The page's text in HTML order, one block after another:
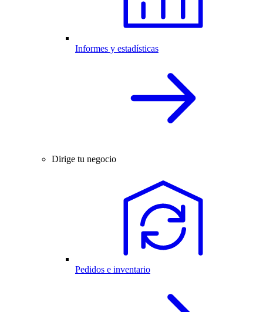
Informes y estadísticas
Dirige tu negocio
Pedidos e inventario